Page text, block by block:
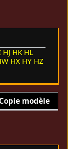
HJ HK HL
HX HY HZ
Copie modèle